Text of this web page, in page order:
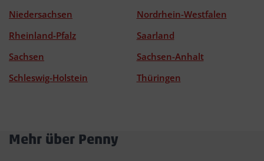
Niedersachsen
Nordrhein-Westfalen
Rheinland-Pfalz
Saarland
Sachsen
Sachsen-Anhalt
Schleswig-Holstein
Thüringen
Mehr über Penny